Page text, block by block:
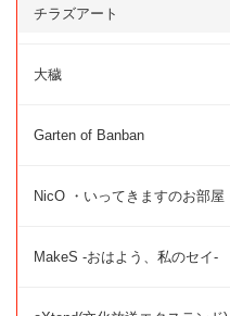
チラズアート
大穢
Garten of Banban
NicO ・いってきますのお部屋
MakeS -おはよう、私のセイ-